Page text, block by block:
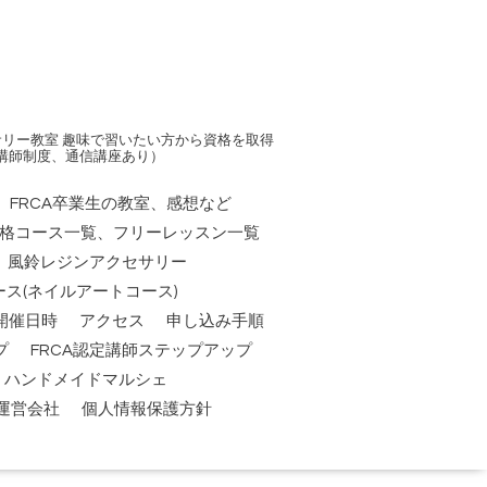
ー教室 趣味で習いたい方から資格を取得
制度、通信講座あり）
FRCA卒業生の教室、感想など
コース一覧、フリーレッスン一覧
風鈴レジンアクセサリー
(ネイルアートコース)
催日時 アクセス
申し込み手順
FRCA認定講師ステップアップ
ハンドメイドマルシェ
営会社
個人情報保護方針